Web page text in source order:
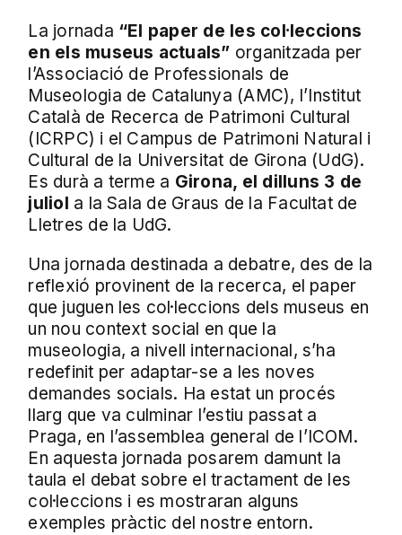
La jornada “El paper de les col·leccions
en els museus actuals” organitzada per
l’Associació de Professionals de
Museologia de Catalunya (AMC), l’Institut
Català de Recerca de Patrimoni Cultural
(ICRPC) i el Campus de Patrimoni Natural i
Cultural de la Universitat de Girona (UdG).
Es durà a terme a Girona, el dilluns 3 de
juliol a la Sala de Graus de la Facultat de
Lletres de la UdG.
Una jornada destinada a debatre, des de la
reflexió provinent de la recerca, el paper
que juguen les col·leccions dels museus en
un nou context social en que la
museologia, a nivell internacional, s’ha
redefinit per adaptar-se a les noves
demandes socials. Ha estat un procés
llarg que va culminar l’estiu passat a
Praga, en l’assemblea general de l’ICOM.
En aquesta jornada posarem damunt la
taula el debat sobre el tractament de les
col·leccions i es mostraran alguns
exemples pràctic del nostre entorn.